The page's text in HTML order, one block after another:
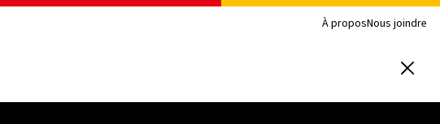
À proposNous joindre